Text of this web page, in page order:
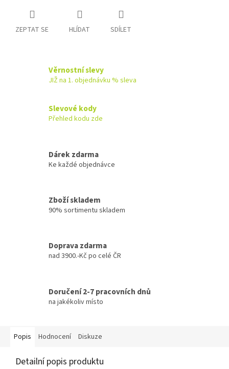
ZEPTAT SE HLÍDAT SDÍLET
Věrnostní slevy
JIŽ na 1. objednávku % sleva
Slevové kody
Přehled kodu zde
Dárek zdarma
Ke každé objednávce
Zboží skladem
90% sortimentu skladem
Doprava zdarma
nad 3900.-Kč po celé ČR
Doručení 2-7 pracovních dnů
na jakékoliv místo
Popis Hodnocení Diskuze
Detailní popis produktu